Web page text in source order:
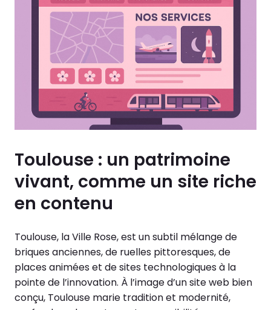
Toulouse : un patrimoine
vivant, comme un site riche
en contenu
Toulouse, la Ville Rose, est un subtil mélange de
briques anciennes, de ruelles pittoresques, de
places animées et de sites technologiques à la
pointe de l’innovation. À l’image d’un site web bien
conçu, Toulouse marie tradition et modernité,